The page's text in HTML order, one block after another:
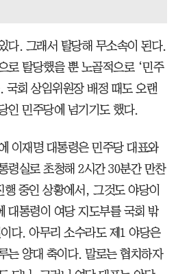
다. 그래서 탈당해 무소속이 된다.
로 탈당했을 뿐 노골적으로 ‘민주
국회 상임위원장 배정 때도 오랜
인 민주당에 넘기기도 했다.
이재명 대통령은 민주당 대표와
령실로 초청해 2시간 30분간 만찬
중인 상황에서, 그것도 야당이
대통령이 여당 지도부를 국회 밖
다. 아무리 소수라도 제1 야당은
는 양대 축이다. 말로는 협치하자